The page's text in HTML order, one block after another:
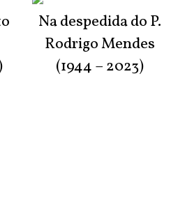
Na despedida do P.
Rodrigo Mendes
(1944 – 2023)